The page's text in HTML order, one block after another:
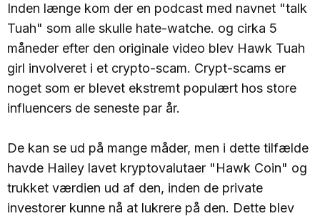
Inden længe kom der en podcast med navnet "talk
Tuah" som alle skulle hate-watche. og cirka 5
måneder efter den originale video blev Hawk Tuah
girl involveret i et crypto-scam. Crypt-scams er
noget som er blevet ekstremt populært hos store
influencers de seneste par år.
De kan se ud på mange måder, men i dette tilfælde
havde Hailey lavet kryptovalutaer "Hawk Coin" og
trukket værdien ud af den, inden de private
investorer kunne nå at lukrere på den. Dette blev